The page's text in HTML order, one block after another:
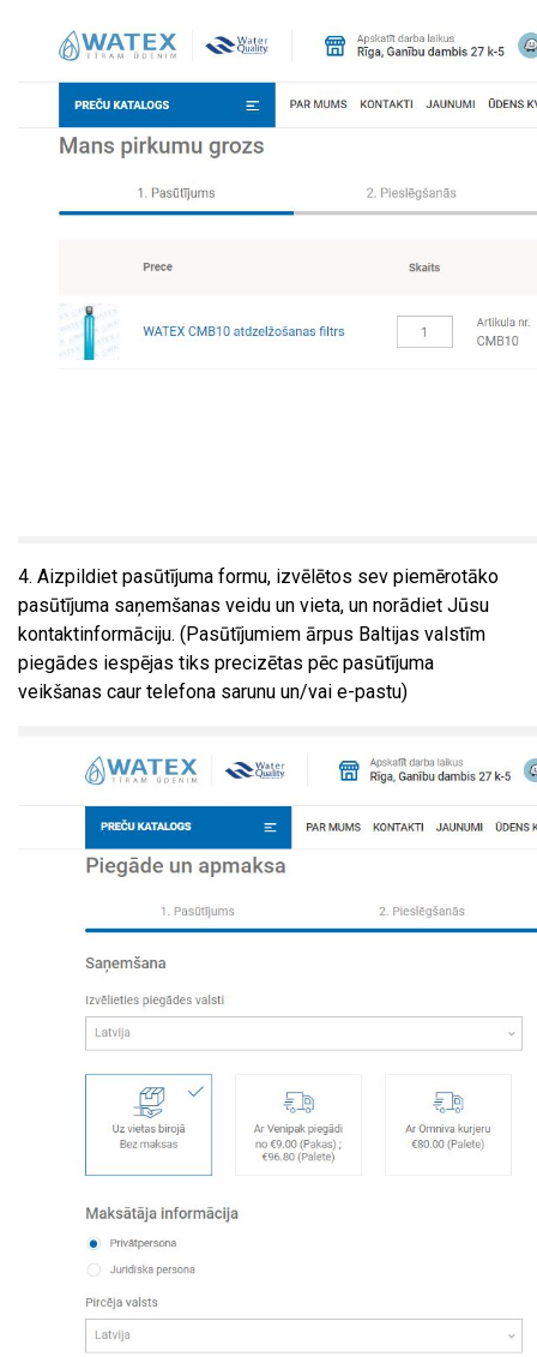
4. Aizpildiet pasūtījuma formu, izvēlētos sev piemērotāko
pasūtījuma saņemšanas veidu un vieta, un norādiet Jūsu
kontaktinformāciju. (Pasūtījumiem ārpus Baltijas valstīm
piegādes iespējas tiks precizētas pēc pasūtījuma
veikšanas caur telefona sarunu un/vai e-pastu)